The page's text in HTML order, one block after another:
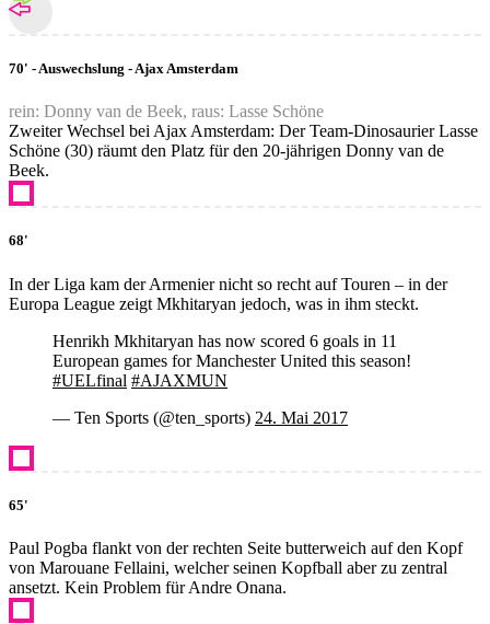
70' - Auswechslung - Ajax Amsterdam
rein: Donny van de Beek, raus: Lasse Schöne
Zweiter Wechsel bei Ajax Amsterdam: Der Team-Dinosaurier Lasse
Schöne (30) räumt den Platz für den 20-jährigen Donny van de
Beek.
68'
In der Liga kam der Armenier nicht so recht auf Touren – in der
Europa League zeigt Mkhitaryan jedoch, was in ihm steckt.
Henrikh Mkhitaryan has now scored 6 goals in 11
European games for Manchester United this season!
#UELfinal #AJAXMUN
— Ten Sports (@ten_sports) 24. Mai 2017
65'
Paul Pogba flankt von der rechten Seite butterweich auf den Kopf
von Marouane Fellaini, welcher seinen Kopfball aber zu zentral
ansetzt. Kein Problem für Andre Onana.